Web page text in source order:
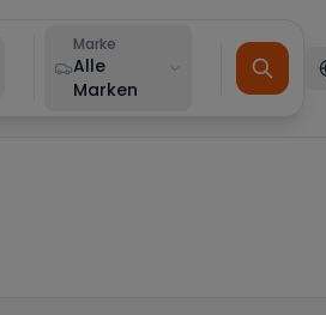
Marke
Alle
Marken